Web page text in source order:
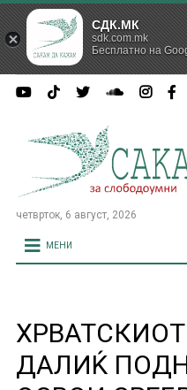
четврток, 6 август, 2026
МЕНИ
ДАЛИЌ
СДК.МК
sdk.com.mk
Бесплатно на